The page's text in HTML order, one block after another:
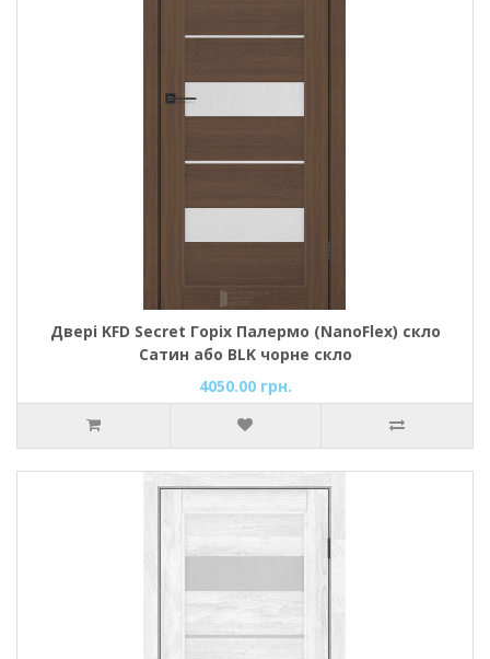
Двері KFD Secret Горіх Палермо (NanoFlex) скло
Сатин або BLK чорне скло
4050.00 грн.